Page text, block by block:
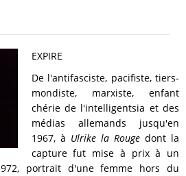
EXPIRE
De l'antifasciste, pacifiste, tiers-
mondiste, marxiste, enfant
chérie de l'intelligentsia et des
médias allemands jusqu'en
1967, à Ulrike la Rougedont la
capture fut mise à prix à un
portrait d'une femme hors du